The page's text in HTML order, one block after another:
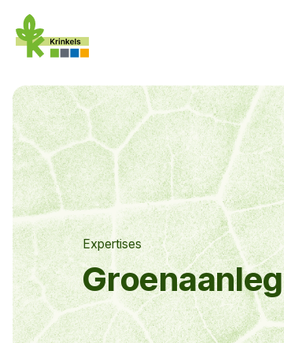
Expertises
Groenaanleg